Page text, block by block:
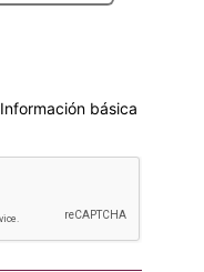
Información básica